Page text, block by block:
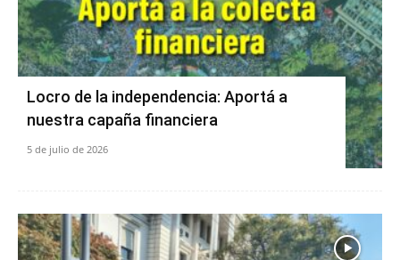
Locro de la independencia: Aportá a
nuestra capaña financiera
5 de julio de 2026